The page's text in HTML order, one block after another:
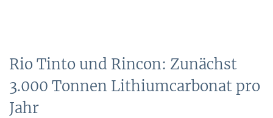
Rio Tinto und Rincon: Zunächst
3.000 Tonnen Lithiumcarbonat pro
Jahr